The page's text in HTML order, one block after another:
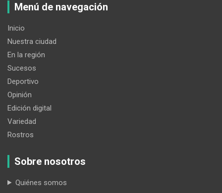
Menú de navegación
Inicio
Nuestra ciudad
En la región
Sucesos
Deportivo
Opinión
Edición digital
Variedad
Rostros
Sobre nosotros
Quiénes somos